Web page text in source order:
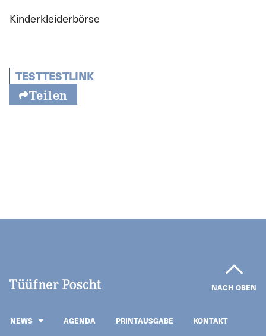
Kinderkleiderbörse
TESTTESTLINK
Teilen
NACH OBEN
NEWS AGENDA PRINTAUSGABE
KONTAKT